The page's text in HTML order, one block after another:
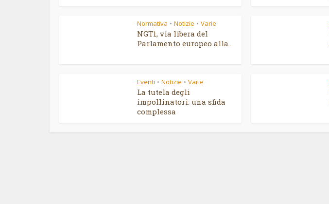
Normativa • Notizie • Varie
NGT1, via libera del
Parlamento europeo alla...
Eventi • Notizie • Varie
La tutela degli
impollinatori: una sfida
complessa